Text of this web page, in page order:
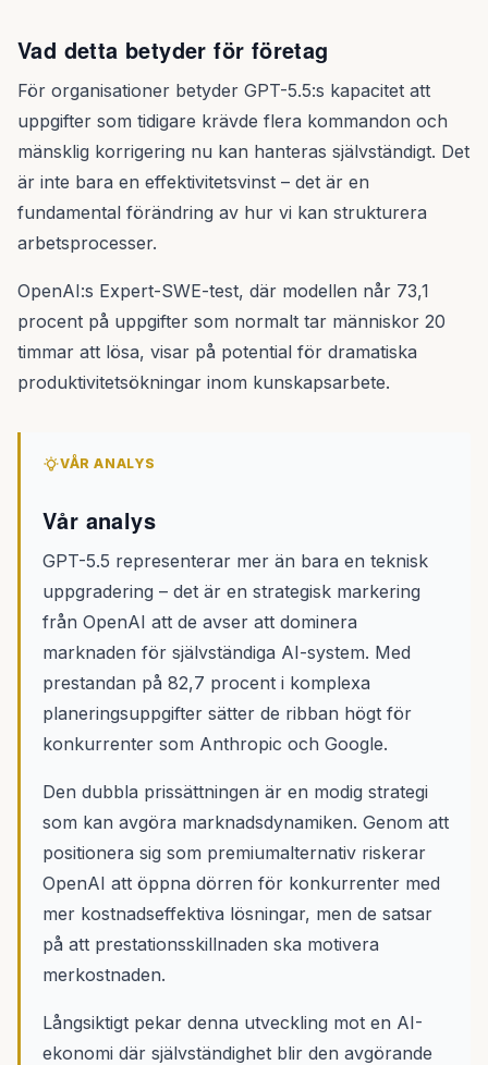
Vad detta betyder för företag
För organisationer betyder GPT-5.5:s kapacitet att
uppgifter som tidigare krävde flera kommandon och
mänsklig korrigering nu kan hanteras självständigt. Det
är inte bara en effektivitetsvinst – det är en
fundamental förändring av hur vi kan strukturera
arbetsprocesser.
OpenAI:s Expert-SWE-test, där modellen når 73,1
procent på uppgifter som normalt tar människor 20
timmar att lösa, visar på potential för dramatiska
produktivitetsökningar inom kunskapsarbete.
VÅR ANALYS
Vår analys
GPT-5.5 representerar mer än bara en teknisk
uppgradering – det är en strategisk markering
från OpenAI att de avser att dominera
marknaden för självständiga AI-system. Med
prestandan på 82,7 procent i komplexa
planeringsuppgifter sätter de ribban högt för
konkurrenter som Anthropic och Google.
Den dubbla prissättningen är en modig strategi
som kan avgöra marknadsdynamiken. Genom att
positionera sig som premiumalternativ riskerar
OpenAI att öppna dörren för konkurrenter med
mer kostnadseffektiva lösningar, men de satsar
på att prestationsskillnaden ska motivera
merkostnaden.
Långsiktigt pekar denna utveckling mot en AI-
ekonomi där självständighet blir den avgörande